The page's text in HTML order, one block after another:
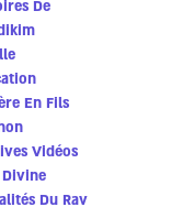
De
En Fils
Vidéos
Du Rav